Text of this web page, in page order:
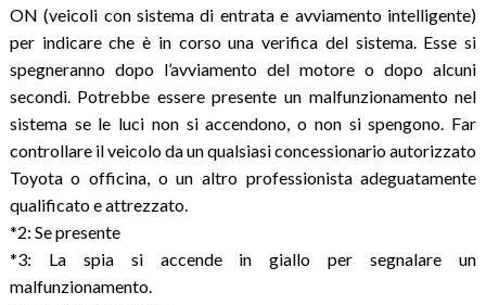
ON (veicoli con sistema di entrata e avviamento intelligente)
per indicare che è in corso una verifica del sistema. Esse si
spegneranno dopo l’avviamento del motore o dopo alcuni
secondi. Potrebbe essere presente un malfunzionamento nel
sistema se le luci non si accendono, o non si spengono. Far
controllare il veicolo da un qualsiasi concessionario autorizzato
Toyota o officina, o un altro professionista adeguatamente
qualificato e attrezzato.
*2: Se presente
*3: La spia si accende in giallo per segnalare un
malfunzionamento.